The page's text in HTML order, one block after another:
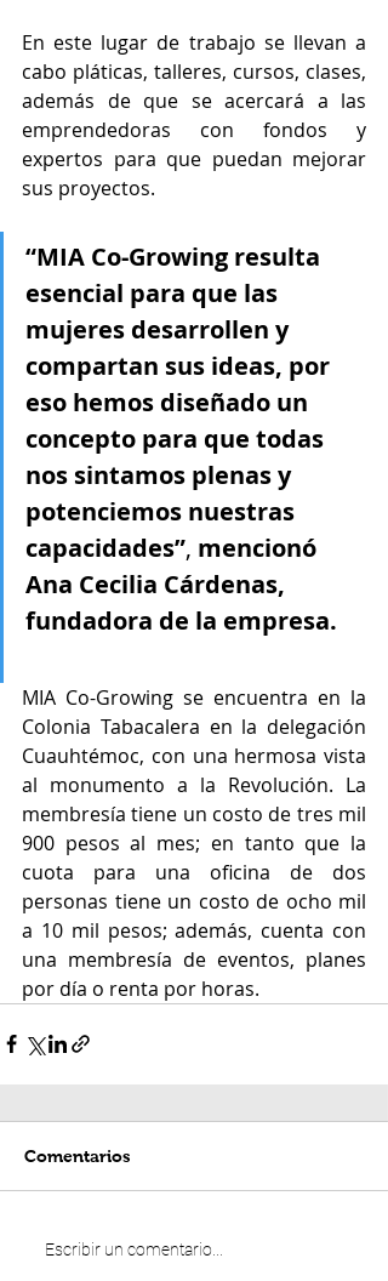
En este lugar de trabajo se llevan a
cabo pláticas, talleres, cursos, clases,
además de que se acercará a las
emprendedoras con fondos y
expertos para que puedan mejorar
sus proyectos.
“MIA Co-Growing resulta
esencial para que las
mujeres desarrollen y
compartan sus ideas, por
eso hemos diseñado un
concepto para que todas
nos sintamos plenas y
potenciemos nuestras
capacidades”, mencionó
Ana Cecilia Cárdenas,
fundadora de la empresa.
MIA Co-Growing se encuentra en la
Colonia Tabacalera en la delegación
Cuauhtémoc, con una hermosa vista
al monumento a la Revolución. La
membresía tiene un costo de tres mil
900 pesos al mes; en tanto que la
cuota para una oficina de dos
personas tiene un costo de ocho mil
a 10 mil pesos; además, cuenta con
una membresía de eventos, planes
por día o renta por horas.
Comentarios
Escribir un comentario...